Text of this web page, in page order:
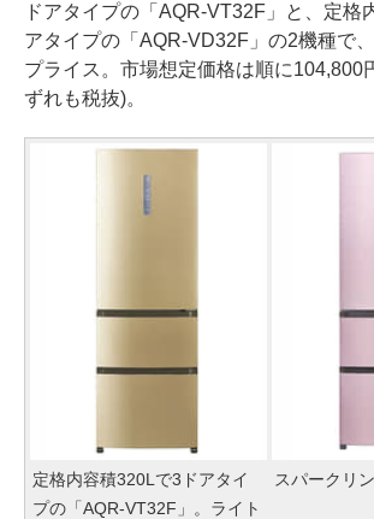
ドアタイプの「AQR-VT32F」と、定格
アタイプの「AQR-VD32F」の2機種で
プライス。市場想定価格は順に104,800
ずれも税抜)。
定格内容積320Lで3ドアタイ
プの「AQR-VT32F」。ライト
スパークリ